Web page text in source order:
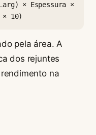
× Espessura ×
× 10)
pela área. A
dos rejuntes
na